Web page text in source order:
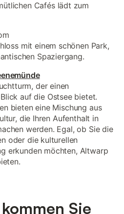
Cafés lädt zum
mit einem schönen Park,
Spaziergang.
der einen
auf die Ostsee bietet.
bieten eine Mischung aus
die Ihren Aufenthalt in
werden. Egal, ob Sie die
oder die kulturellen
erkunden möchten, Altwarp
Sie